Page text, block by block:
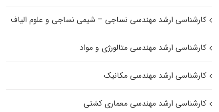
کارشناسی ارشد مهندسی نساجی – شیمی نساجی و علوم الیاف
کارشناسی ارشد مهندسی متالورژی و مواد
کارشناسی ارشد مهندسی مکانیک
کارشناسی ارشد مهندسی معماری کشتی